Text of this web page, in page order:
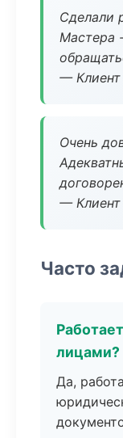
Сделали
Мастера
— Клиент
Очень
— Клиент
Часто
лицами?
Да,